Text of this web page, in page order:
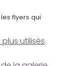
les flyers qui
plus utilisés